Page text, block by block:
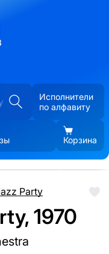
Исполнители
по алфавиту
Корзина
Party
1970